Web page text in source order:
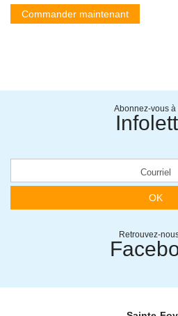
Commander maintenant
Abonnez-vous à
OK
Retrouvez-